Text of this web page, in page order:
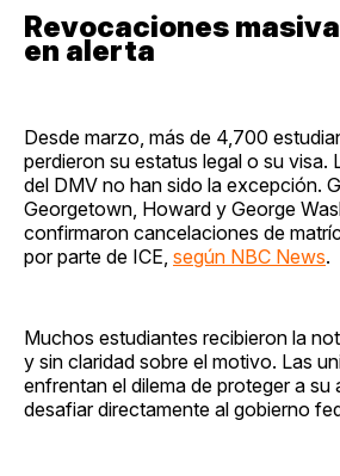
Revocaciones
en alerta
Desde marzo, más de 4,700
perdieron su estatus legal o su visa.
del DMV no han sido la excepción.
Georgetown, Howard y George
confirmaron cancelaciones de
por parte de ICE, según NBC News.
Muchos estudiantes recibieron la
y sin claridad sobre el motivo. Las
enfrentan el dilema de proteger a su
desafiar directamente al gobierno